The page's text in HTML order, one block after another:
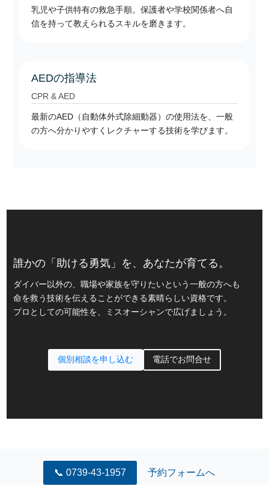
乳児や子供特有の救急手順。保護者や学校関係者へ自
信を持って教えられるスキルを磨きます。
AEDの指導法
CPR & AED
最新のAED（自動体外式除細動器）の使用法を、一般
の方へ分かりやすくレクチャーする技術を学びます。
誰かの「助ける勇気」を、あなたが育てる。
ダイバー以外の、職場や家族を守りたいという一般の方へも
命を救う技術を伝えることができる素晴らしい資格です。
プロとしての可能性を、ミスオーシャンで広げましょう。
個別相談を申し込む 電話でお問合せ
📞 0739-43-1957 予約フォームへ